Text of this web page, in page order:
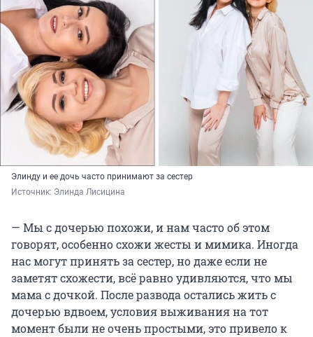
Элинду и ее дочь часто принимают за сестер
Источник: Элинда Лисицина
— Мы с дочерью похожи, и нам часто об этом
говорят, особенно схожи жесты и мимика. Иногда
нас могут принять за сестер, но даже если не
заметят схожести, всё равно удивляются, что мы
мама с дочкой. После развода остались жить с
дочерью вдвоем, условия выживания на тот
момент были не очень простыми, это привело к